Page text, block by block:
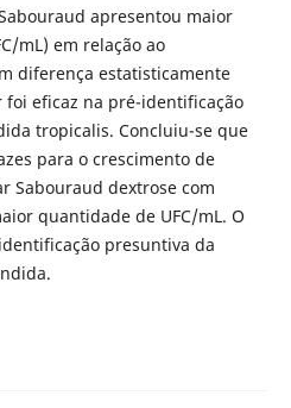
apresentou maior
mL) em relação ao
diferença estatisticamente
foi eficaz na pré-identificação
tropicalis. Concluiu-se que
para o crescimento de
Sabouraud dextrose com
quantidade de UFC/mL. O
presuntiva da